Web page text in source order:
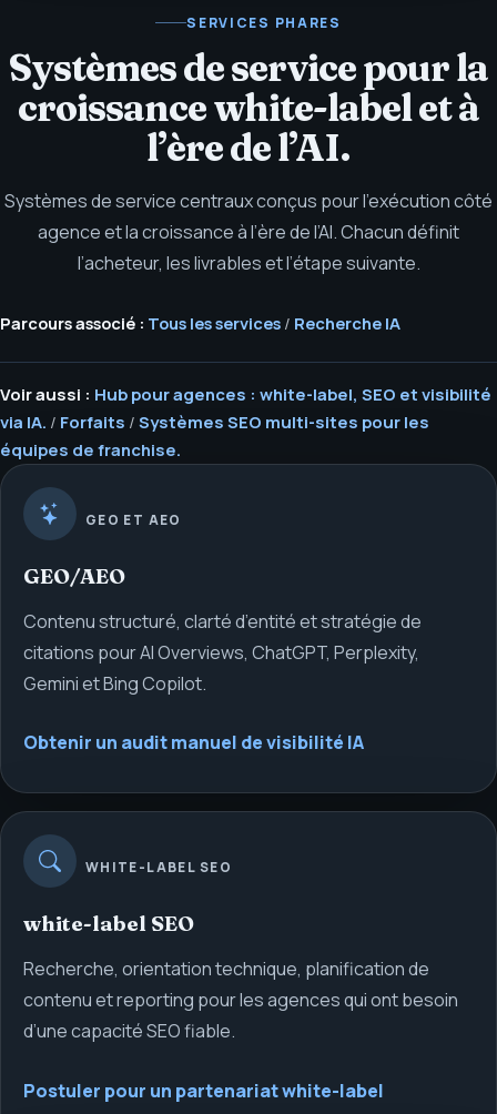
SERVICES PHARES
Systèmes de service pour la
croissance white-label et à
l’ère de l’AI.
Systèmes de service centraux conçus pour l’exécution côté
agence et la croissance à l’ère de l’AI. Chacun définit
l’acheteur, les livrables et l’étape suivante.
Parcours associé : Tous les services / Recherche IA
Voir aussi : Hub pour agences : white-label, SEO et visibilité
via IA. / Forfaits / Systèmes SEO multi-sites pour les
équipes de franchise.
GEO ET AEO
GEO/AEO
Contenu structuré, clarté d’entité et stratégie de
citations pour AI Overviews, ChatGPT, Perplexity,
Gemini et Bing Copilot.
Obtenir un audit manuel de visibilité IA
WHITE-LABEL SEO
white-label SEO
Recherche, orientation technique, planification de
contenu et reporting pour les agences qui ont besoin
d’une capacité SEO fiable.
Postuler pour un partenariat white-label